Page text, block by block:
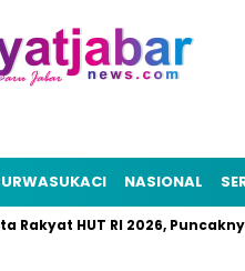
NASIONAL
HUT RI 2026, Puncaknya